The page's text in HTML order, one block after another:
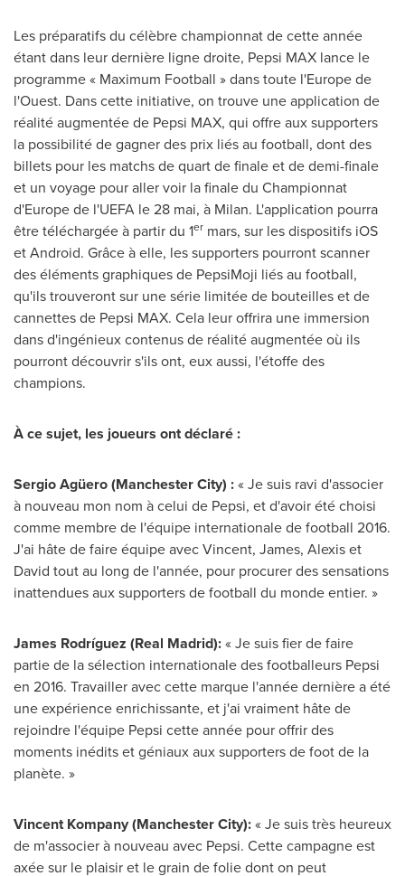
Les préparatifs du célèbre championnat de cette année
étant dans leur dernière ligne droite, Pepsi MAX lance le
programme « Maximum Football » dans toute l'Europede
l'Ouest. Dans cette initiative, on trouve une application de
réalité augmentée de Pepsi MAX, qui offre aux supporters
la possibilité de gagner des prix liés au football, dont des
billets pour les matchs de quart de finale et de demi-finale
et un voyage pour aller voir la finale du Championnat
d'Europede l'UEFA le 28 mai, à Milan. L'application pourra
être téléchargée à partir du 1er mars, sur les dispositifs iOS
et Android. Grâce à elle, les supporters pourront scanner
des éléments graphiques de PepsiMoji liés au football,
qu'ils trouveront sur une série limitée de bouteilles et de
cannettes de Pepsi MAX. Cela leur offrira une immersion
dans d'ingénieux contenus de réalité augmentée où ils
pourront découvrir s'ils ont, eux aussi, l'étoffe des
champions.
À ce sujet, les joueurs ont déclaré :
Sergio Agüero (Manchester City) :« Je suis ravi d'associer
à nouveau mon nom à celui de Pepsi, et d'avoir été choisi
comme membre de l'équipe internationale de football 2016.
J'ai hâte de faire équipe avec Vincent, James, Alexis et
David tout au long de l'année, pour procurer des sensations
inattendues aux supporters de football du monde entier. »
James Rodríguez (Real Madrid):« Je suis fier de faire
partie de la sélection internationale des footballeurs Pepsi
en 2016. Travailler avec cette marque l'année dernière a été
une expérience enrichissante, et j'ai vraiment hâte de
rejoindre l'équipe Pepsi cette année pour offrir des
moments inédits et géniaux aux supporters de foot de la
planète. »
Vincent Kompany(Manchester City):« Je suis très heureux
de m'associer à nouveau avec Pepsi. Cette campagne est
axée sur le plaisir et le grain de folie dont on peut